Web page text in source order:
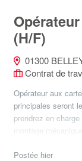
(H/F)
01300
Contrat de
Opérateur aux
principales seront
prendrez en
montage
Postée hier